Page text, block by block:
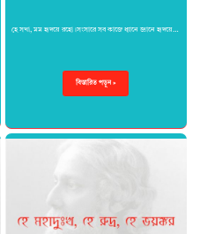
হে সখা, মম হৃদয়ে রহো।সংসারে সব কাজে ধ্যানে জ্ঞানে হৃদয়ে…
বিস্তারিত পড়ুন »